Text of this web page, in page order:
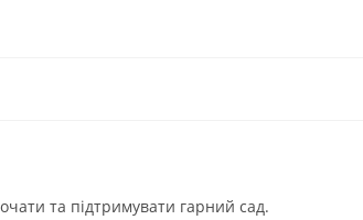
та підтримувати гарний сад.